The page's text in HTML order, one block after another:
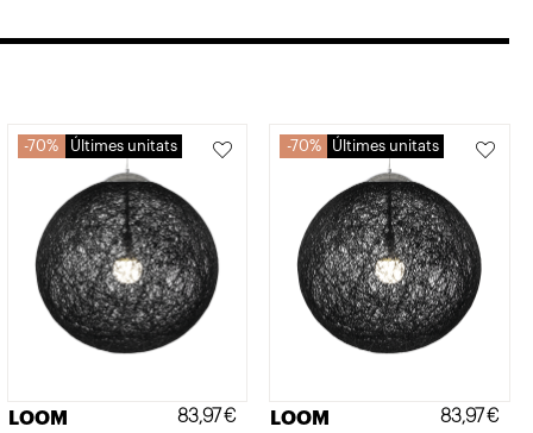
70% Últimes unitats
LOOM 83,97€
70% Últimes unitats
LOOM 83,97€